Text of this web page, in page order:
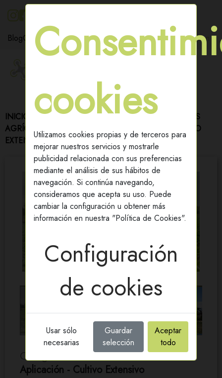
cookies
Utilizamos cookies propias y de terceros para
mejorar nuestros servicios y mostrarle
publicidad relacionada con sus preferencias
mediante el análisis de sus hábitos de
navegación. Si continúa navegando,
consideramos que acepta su uso. Puede
cambiar la configuración u obtener más
información en nuestra "Política de Cookies".
Configuración
de cookies
Usar sólo
necesarias
Guardar
selección
Aceptar
todo
BlogContacto Iniciar sesion
Carrito
INICIO SERVICIOS CON DRONES/
TRATAMIENTOS
AGRÍCOLAS CON DRONES
/ APLICACIÓN - CULTIVO
EXTENSIVO
Categoría: Servicios Con Drones
Aplicación - Cultivo Extensivo